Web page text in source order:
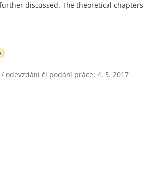
discussed. The theoretical chapters
odevzdání či podání práce: 4. 5. 2017